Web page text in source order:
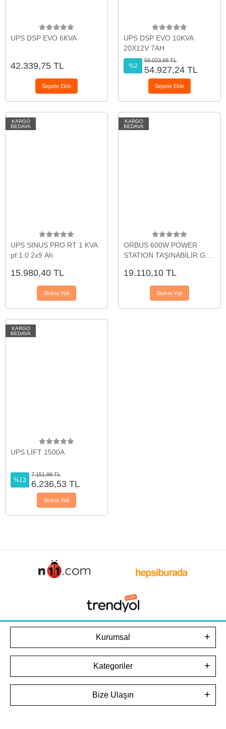
UPS DSP EVO 6KVA
42.339,75 TL
Sepete Ekle
UPS DSP EVO 10KVA
20X12V 7AH
%2
56.023,88 TL
54.927,24 TL
Sepete Ekle
KARGO
BEDAVA
UPS SINUS PRO RT 1 KVA
pf:1.0 2x9 Ah
15.980,40 TL
Stokta Yok
KARGO
BEDAVA
ORBUS 600W POWER
STATION TAŞINABİLİR GÜÇ
19.110,10 TL
Stokta Yok
KARGO
BEDAVA
UPS LİFT 1500A
%13
7.151,99 TL
6.236,53 TL
Stokta Yok
Kurumsal
Kategoriler
Bize Ulaşın